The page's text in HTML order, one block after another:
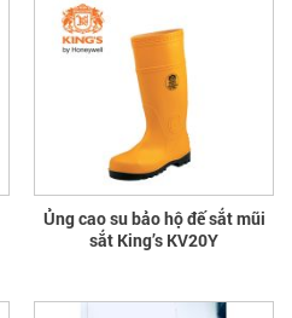
Ủng cao su bảo hộ đế sắt mũi
sắt King’s KV20Y